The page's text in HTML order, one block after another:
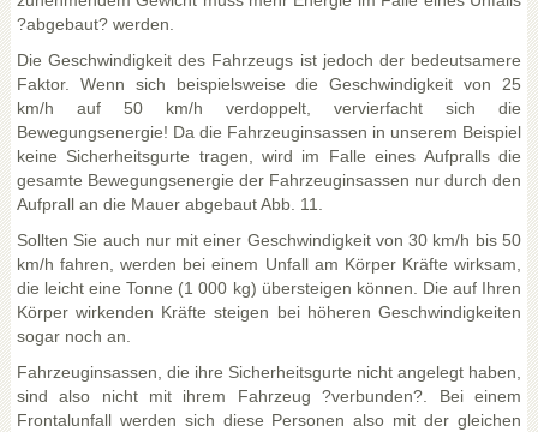
?abgebaut? werden.
Die Geschwindigkeit des Fahrzeugs ist jedoch der bedeutsamere
Faktor. Wenn sich beispielsweise die Geschwindigkeit von 25
km/h auf 50 km/h verdoppelt, vervierfacht sich die
Bewegungsenergie! Da die Fahrzeuginsassen in unserem Beispiel
keine Sicherheitsgurte tragen, wird im Falle eines Aufpralls die
gesamte Bewegungsenergie der Fahrzeuginsassen nur durch den
Aufprall an die Mauer abgebaut Abb. 11.
Sollten Sie auch nur mit einer Geschwindigkeit von 30 km/h bis 50
km/h fahren, werden bei einem Unfall am Körper Kräfte wirksam,
die leicht eine Tonne (1 000 kg) übersteigen können. Die auf Ihren
Körper wirkenden Kräfte steigen bei höheren Geschwindigkeiten
sogar noch an.
Fahrzeuginsassen, die ihre Sicherheitsgurte nicht angelegt haben,
sind also nicht mit ihrem Fahrzeug ?verbunden?. Bei einem
Frontalunfall werden sich diese Personen also mit der gleichen